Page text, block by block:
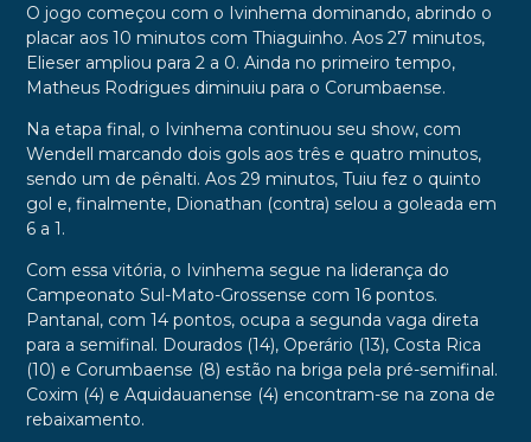
O jogo começou com o Ivinhema dominando, abrindo o
placar aos 10 minutos com Thiaguinho. Aos 27 minutos,
Elieser ampliou para 2 a 0. Ainda no primeiro tempo,
Matheus Rodrigues diminuiu para o Corumbaense.
Na etapa final, o Ivinhema continuou seu show, com
Wendell marcando dois gols aos três e quatro minutos,
sendo um de pênalti. Aos 29 minutos, Tuiu fez o quinto
gol e, finalmente, Dionathan (contra) selou a goleada em
6 a 1.
Com essa vitória, o Ivinhema segue na liderança do
Campeonato Sul-Mato-Grossense com 16 pontos.
Pantanal, com 14 pontos, ocupa a segunda vaga direta
para a semifinal. Dourados (14), Operário (13), Costa Rica
(10) e Corumbaense (8) estão na briga pela pré-semifinal.
Coxim (4) e Aquidauanense (4) encontram-se na zona de
rebaixamento.